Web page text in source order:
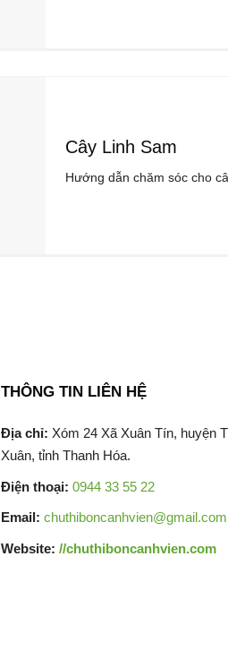
Cây Linh Sam
Hướng dẫn chăm sóc cho
THÔNG TIN LIÊN HỆ
Địa chỉ: Xóm 24 Xã Xuân Tín, huyện
Xuân, tỉnh Thanh Hóa.
Điện thoại: 0944 33 55 22
Email: chuthiboncanhvien@gmail.com
Website: //chuthiboncanhvien.com